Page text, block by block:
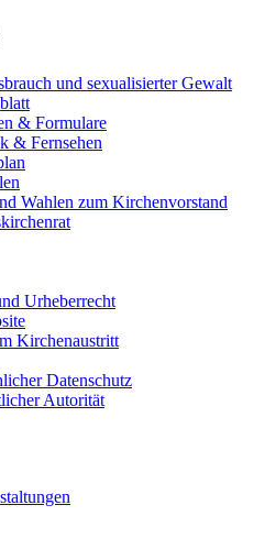
und sexualisierter Gewalt
& Formulare
& Fernsehen
Wahlen zum Kirchenvorstand
Urheberrecht
Kirchenaustritt
Datenschutz
Autorität